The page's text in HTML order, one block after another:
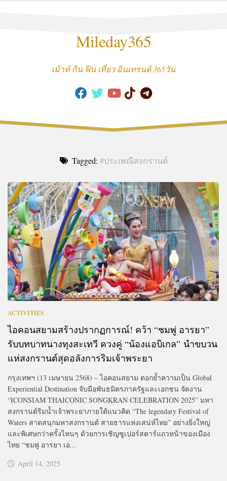
Mileday365
เม้าท์ กิน ฟิน เที่ยว อินเทรนด์ 365วัน
Tagged: #ประเพณีสงกรานต์
ACTIVITIES
ไอคอนสยามสร้างปรากฏการณ์! คว้า “ชมพู่ อารยา”
รับบทบาทนางทุงสะเทวี ควงคู่ “น้องแอบิเกล” นำขบวน
แห่สงกรานต์สุดอลังการริมเจ้าพระยา
กรุงเทพฯ (13 เมษายน 2568) – ไอคอนสยาม ตอกย้ำความเป็น Global
Experiential Destination จับมือพันธมิตรภาครัฐและเอกชน จัดงาน
“ICONSIAM THAICONIC SONGKRAN CELEBRATION 2025” มหา
สงกรานต์ริมน้ำเจ้าพระยาภายใต้แนวคิด “The legendary Festival of
Waters สาดสนุกมหาสงกรานต์ สายธารแห่งเสน่ห์ไทย” อย่างยิ่งใหญ่
และพิเศษกว่าครั้งไหนๆ ด้วยการเชิญซูเปอร์สตาร์แถวหน้าของเมือง
ไทย “ชมพู่ อารยา เอ...
April 14, 2025